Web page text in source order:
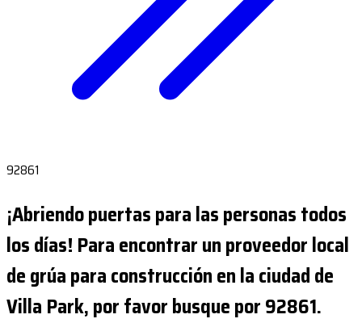
92861
¡Abriendo puertas para las personas todos
los días! Para encontrar un proveedor local
de grúa para construcción en la ciudad de
Villa Park, por favor busque por 92861.